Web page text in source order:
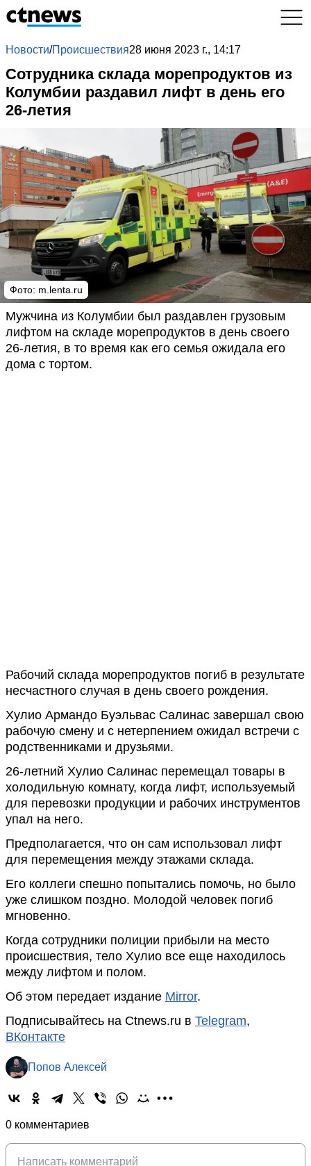
Новости/Происшествия28 июня 2023 г., 14:17
Сотрудника склада морепродуктов из
Колумбии раздавил лифт в день его
26-летия
Фото: m.lenta.ru
Мужчина из Колумбии был раздавлен грузовым
лифтом на складе морепродуктов в день своего
26-летия, в то время как его семья ожидала его
дома с тортом.
Рабочий склада морепродуктов погиб в результате
несчастного случая в день своего рождения.
Хулио Армандо Буэльвас Салинас завершал свою
рабочую смену и с нетерпением ожидал встречи с
родственниками и друзьями.
26-летний Хулио Салинас перемещал товары в
холодильную комнату, когда лифт, используемый
для перевозки продукции и рабочих инструментов
упал на него.
Предполагается, что он сам использовал лифт
для перемещения между этажами склада.
Его коллеги спешно попытались помочь, но было
уже слишком поздно. Молодой человек погиб
мгновенно.
Когда сотрудники полиции прибыли на место
происшествия, тело Хулио все еще находилось
между лифтом и полом.
Об этом передает издание Mirror.
Подписывайтесь на Ctnews.ru в Telegram,
ВКонтакте
Попов Алексей
0 комментариев